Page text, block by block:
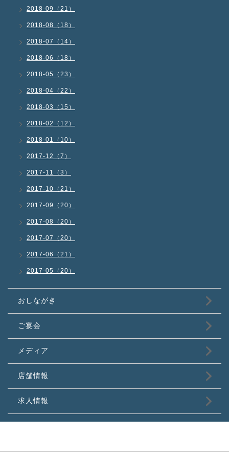
2018-09（21）
2018-08（18）
2018-07（14）
2018-06（18）
2018-05（23）
2018-04（22）
2018-03（15）
2018-02（12）
2018-01（10）
2017-12（7）
2017-11（3）
2017-10（21）
2017-09（20）
2017-08（20）
2017-07（20）
2017-06（21）
2017-05（20）
おしながき
ご宴会
メディア
店舗情報
求人情報